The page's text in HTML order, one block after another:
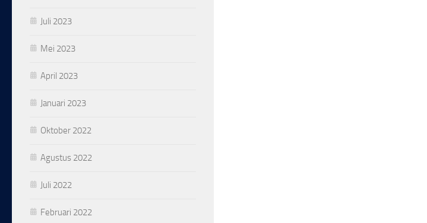
Juli 2023
Mei 2023
April 2023
Januari 2023
Oktober 2022
Agustus 2022
Juli 2022
Februari 2022